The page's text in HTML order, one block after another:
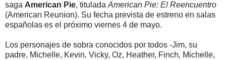
saga American Pie, titulada American Pie: El Reencuentro
(American Reunion). Su fecha prevista de estreno en salas
españolas es el próximo viernes 4 de mayo.
Los personajes de sobra conocidos por todos -Jim, su
padre, Michelle, Kevin, Vicky, Oz, Heather, Finch, Michelle,